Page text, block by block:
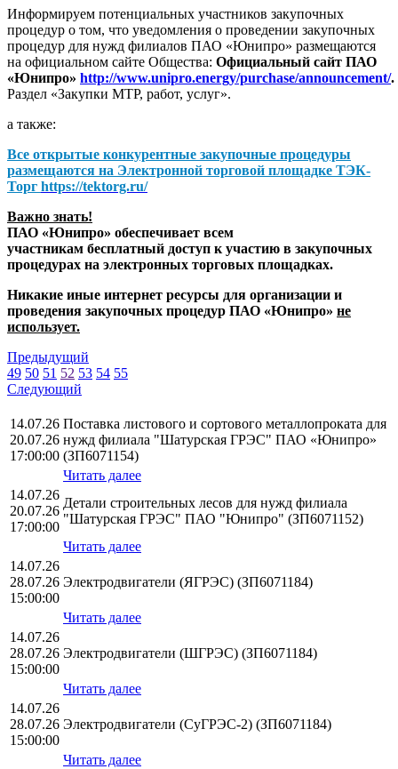
Информируем потенциальных участников закупочных
процедур о том, что уведомления о проведении закупочных
процедур для нужд филиалов ПАО «Юнипро» размещаются
на официальном сайте Общества: Официальный сайт ПАО
«Юнипро» http://www.unipro.energy/purchase/announcement/.
Раздел «Закупки МТР, работ, услуг».
а также:
Все открытые конкурентные закупочные процедуры
размещаются на Электронной торговой площадке ТЭК-
Торг https://tektorg.ru/
Важно знать!
ПАО «Юнипро» обеспечивает всем
участникам бесплатный доступ к участию в закупочных
процедурах на электронных торговых площадках.
Никакие иные интернет ресурсы для организации и
проведения закупочных процедур ПАО «Юнипро» не
использует.
Предыдущий
49 50 51 52 53 54 55
Следующий
14.07.26
20.07.26
17:00:00
Поставка листового и сортового металлопроката для
нужд филиала "Шатурская ГРЭС" ПАО «Юнипро»
(ЗП6071154)
Читать далее
14.07.26
20.07.26
17:00:00
Детали строительных лесов для нужд филиала
"Шатурская ГРЭС" ПАО "Юнипро" (ЗП6071152)
Читать далее
14.07.26
28.07.26
15:00:00
Электродвигатели (ЯГРЭС) (ЗП6071184)
Читать далее
14.07.26
28.07.26
15:00:00
Электродвигатели (ШГРЭС) (ЗП6071184)
Читать далее
14.07.26
28.07.26
15:00:00
Электродвигатели (СуГРЭС-2) (ЗП6071184)
Читать далее